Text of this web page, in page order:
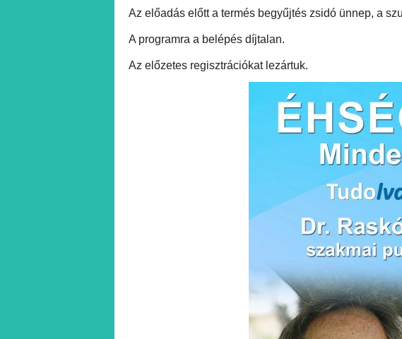
Az előadás előtt a termés begyűjtés zsidó ünnep, a
A programra a belépés díjtalan.
Az előzetes regisztrációkat lezártuk.